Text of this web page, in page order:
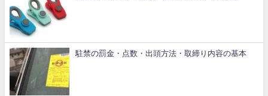
駐禁の罰金・点数・出頭方法・取締り内容の基本